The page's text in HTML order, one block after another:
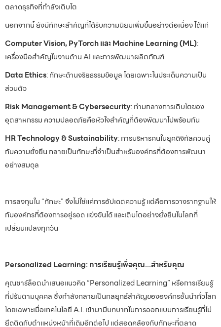
ตลาดธุรกิจที่กำลังเติบโต
นอกจากนี้ ยังมีทักษะสำคัญที่ได้รับความนิยมเพิ่มขึ้นอย่างต่อเนื่อง ได้แก่
Computer Vision, PyTorch และ Machine Learning (ML):
เครื่องมือสำคัญในงานด้าน AI และการพัฒนาผลิตภัณฑ์
Data Ethics: ทักษะด้านจริยธรรมข้อมูล โดยเฉพาะในประเด็นความเป็น
ส่วนตัว
Risk Management & Cybersecurity: ท่ามกลางการเติบโตของ
อุตสาหกรรม ความปลอดภัยคือหัวใจสำคัญที่ต้องพัฒนาไปพร้อมกัน
HR Technology & Sustainability: การบริหารคนในยุคดิจิทัลควบคู่
กับความยั่งยืน กลายเป็นทักษะที่จำเป็นสำหรับองค์กรที่ต้องการพัฒนา
อย่างสมดุล
การลงทุนใน “ทักษะ” จึงไม่ใช่แค่การอัปเดตความรู้ แต่คือการวางรากฐานให้
กับองค์กรที่ต้องการอยู่รอด แข่งขันได้ และเติบโตอย่างยั่งยืนในโลกที่
เปลี่ยนแปลงทุกวัน
Personalized Learning: การเรียนรู้เพื่อคุณ...สำหรับคุณ
คุณชาร์ล็อตนำเสนอแนวคิด “Personalized Learning” หรือการเรียนรู้
ที่ปรับตามบุคคล ซึ่งกำลังกลายเป็นกลยุทธ์สำคัญขององค์กรชั้นนำทั่วโลก
โดยเฉพาะเมื่อเทคโนโลยี A.I. เข้ามามีบทบาทในการออกแบบการเรียนรู้ที่ไม่
ยึดติดกับตำแหน่งหน้าที่เดิมอีกต่อไป แต่สอดคล้องกับทักษะที่ตลาด